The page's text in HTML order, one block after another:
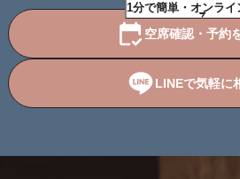
1分で簡単・オンライ
空席確認・予約
LINEで気軽に